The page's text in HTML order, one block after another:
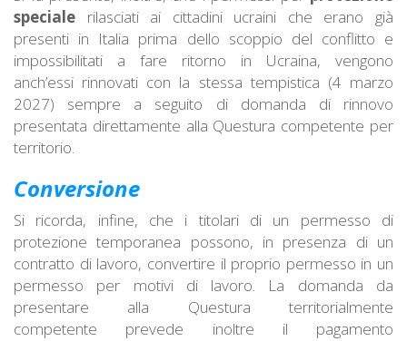
speciale rilasciati ai cittadini ucraini che erano già
presenti in Italia prima dello scoppio del conflitto e
impossibilitati a fare ritorno in Ucraina, vengono
anch’essi rinnovati con la stessa tempistica (4 marzo
2027) sempre a seguito di domanda di rinnovo
presentata direttamente alla Questura competente per
territorio.
Conversione
Si ricorda, infine, che i titolari di un permesso di
protezione temporanea possono, in presenza di un
contratto di lavoro, convertire il proprio permesso in un
permesso per motivi di lavoro. La domanda da
presentare alla Questura territorialmente
competente prevede inoltre il pagamento